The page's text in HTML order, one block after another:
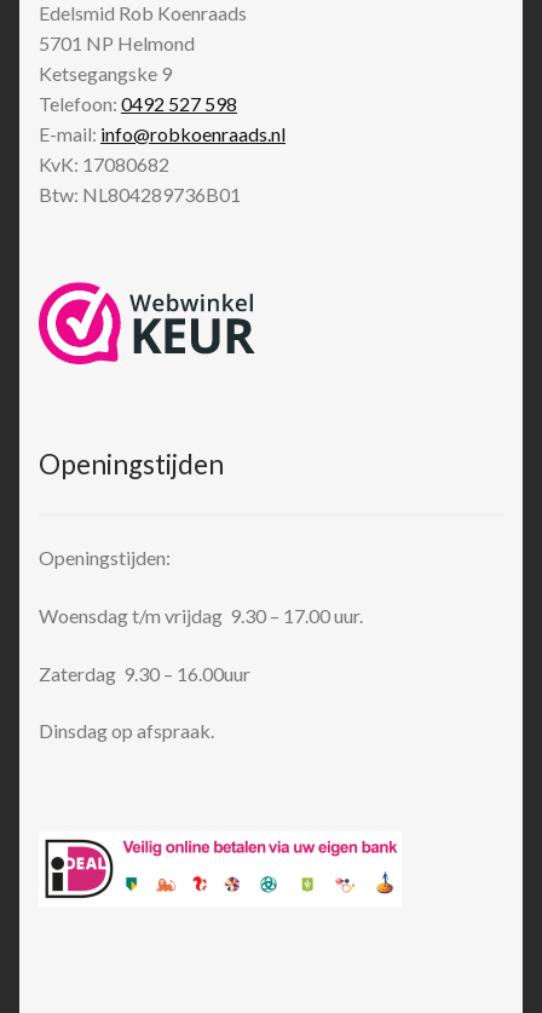
Edelsmid Rob Koenraads
5701 NP Helmond
Ketsegangske 9
Telefoon: 0492 527 598
E-mail: info@robkoenraads.nl
KvK: 17080682
Btw: NL804289736B01
Openingstijden
Openingstijden:
Woensdag t/m vrijdag 9.30 – 17.00 uur.
Zaterdag 9.30 – 16.00uur
Dinsdag op afspraak.